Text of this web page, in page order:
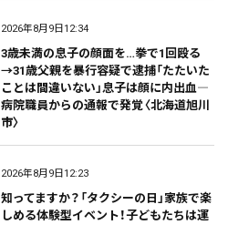
2026年8月9日12:34
3歳未満の息子の顔面を…拳で1回殴る
→31歳父親を暴行容疑で逮捕「たたいた
ことは間違いない」息子は顔に内出血―
病院職員からの通報で発覚〈北海道旭川
市〉
2026年8月9日12:23
知ってますか？「タクシーの日」家族で楽
しめる体験型イベント！子どもたちは運